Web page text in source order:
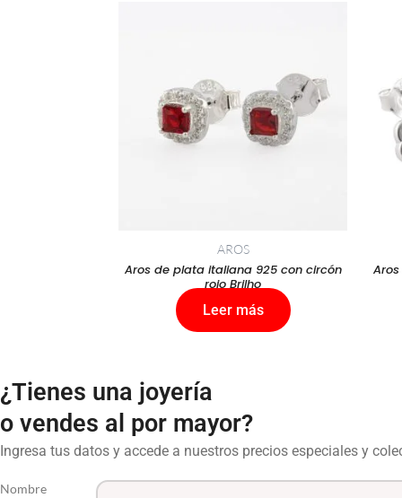
AROS
Aros de plata italiana 925 con circón
rojo Brilho
Leer más
¿Tienes una joyería
o vendes al por mayor?
Ingresa tus datos y accede a nuestros precios especiales y
Nombre